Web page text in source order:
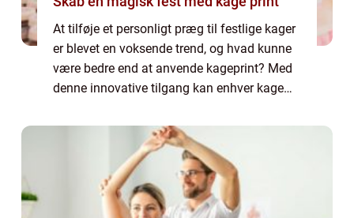
At tilføje et personligt præg til festlige kager
er blevet en voksende trend, og hvad kunne
være bedre end at anvende kageprint? Med
denne innovative tilgang kan enhver kage